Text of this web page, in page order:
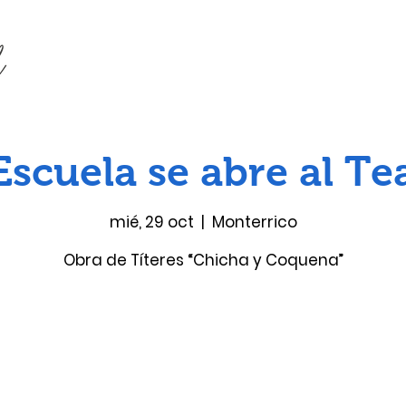
se abre al
mié, 29 oct
  |
Monterrico
Obra de Títeres “Chicha y Coquena”